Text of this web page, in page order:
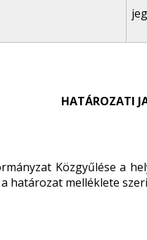
HATÁROZATI
Közgyűlése a
határozat melléklete